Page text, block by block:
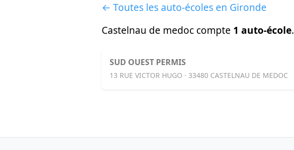
← Toutes les auto-écoles en Gironde
Castelnau de medoc compte 1 auto-école.
SUD OUEST PERMIS
13 RUE VICTOR HUGO · 33480 CASTELNAU DE MEDOC